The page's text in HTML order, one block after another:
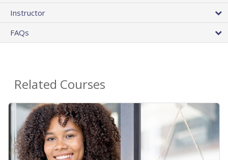
Instructor
FAQs
Related Courses